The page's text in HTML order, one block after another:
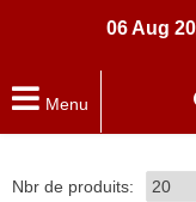
06 Aug 2026
Menu
Nbr de produits: